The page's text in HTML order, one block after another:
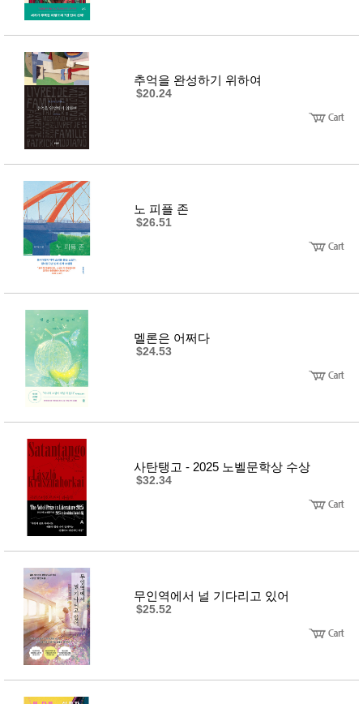
추억을 완성하기 위하여
$20.24
노 피플 존
$26.51
멜론은 어쩌다
$24.53
사탄탱고 - 2025 노벨문학상 수상
$32.34
무인역에서 널 기다리고 있어
$25.52